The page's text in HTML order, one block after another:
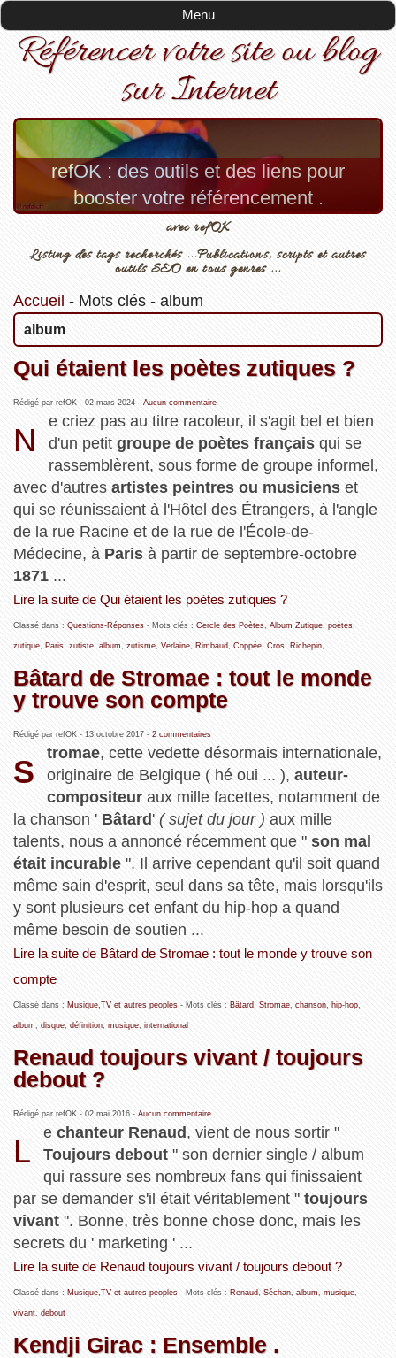
Menu
Référencer votre site ou blog
sur Internet
refOK : des outils et des liens pour
booster votre référencement .
avec refOK
Listing des tags recherchés ...Publications, scripts et autres
outils SEO en tous genres ...
Accueil - Mots clés- album
album
Qui étaient les poètes zutiques ?
Rédigé par refOK - 02 mars 2024- Aucun commentaire
N
e criez pas au titre racoleur, il s'agit bel et bien
d'un petitgroupe de poètes français qui se
rassemblèrent, sous forme de groupe informel,
avec d'autres artistes peintres ou musicienset
qui se réunissaient à l'Hôtel des Étrangers, à l'angle
de la rue Racine et de la rue de l'École-de-
Médecine, à Parisà partir de septembre-octobre
1871...
Lire la suite de Qui étaient les poètes zutiques ?
Classé dans : Questions-Réponses- Mots clés : Cercle des Poètes, Album Zutique, poètes,
zutique, Paris, zutiste, album zutisme, Verlaine, Rimbaud Coppée, Cros, Richepin,
Bâtard de Stromae : tout le monde
y trouve son compte
Rédigé par refOK - 13 octobre 2017- 2 commentaires
S
tromae, cette vedette désormais internationale,
originaire de Belgique ( hé oui ... ),auteur-
compositeur aux mille facettes, notamment de
la chanson ' Bâtard' ( sujet du jour ) aux mille
talents, nous a annoncé récemment que " son mal
était incurable". Il arrive cependant qu'il soit quand
même sain d'esprit, seul dans sa tête, mais lorsqu'ils
y sont plusieurs cet enfant du hip-hop a quand
même besoin de soutien ...
Lire la suite de Bâtard de Stromae : tout le monde y trouve son
compte
Classé dans : Musique,TV et autres peoples- Mots clés : Bâtard Stromae, chanson, hip-hop,
album disque, définition, musique, international
Renaud toujours vivant / toujours
debout ?
Rédigé par refOK - 02 mai 2016- Aucun commentaire
L
echanteur Renaud, vient de nous sortir "
Toujours debout " son dernier single / album
qui rassure ses nombreux fans qui finissaient
par se demander s'il était véritablement " toujours
vivant". Bonne, très bonne chose donc, mais les
secrets du ' marketing ' ...
Lire la suite de Renaud toujours vivant / toujours debout ?
Classé dans : Musique,TV et autres peoples- Mots clés : Renaud Séchan, album musique,
vivant, debout
Kendji Girac : Ensemble .